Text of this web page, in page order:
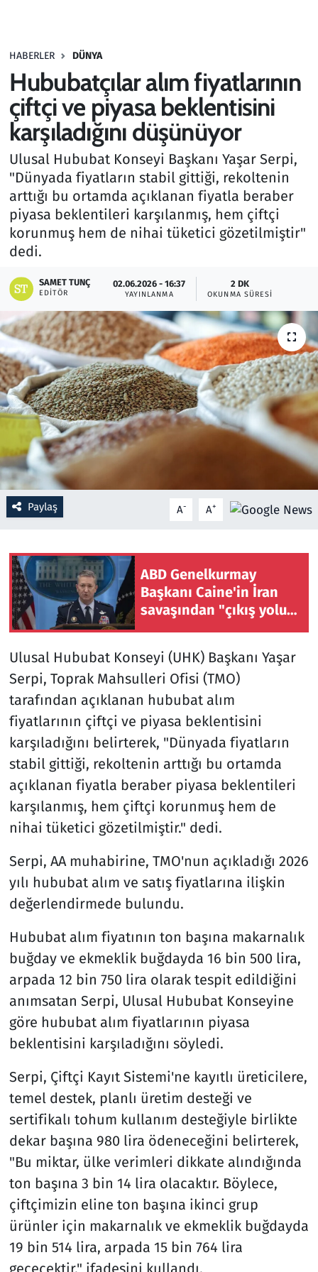
HABERLER DÜNYA
Hububatçılar alım fiyatlarının
çiftçi ve piyasa beklentisini
karşıladığını düşünüyor
Ulusal Hububat Konseyi Başkanı Yaşar Serpi,
"Dünyada fiyatların stabil gittiği, rekoltenin
arttığı bu ortamda açıklanan fiyatla beraber
piyasa beklentileri karşılanmış, hem çiftçi
korunmuş hem de nihai tüketici gözetilmiştir"
dedi.
SAMET TUNÇ
EDITÖR
02.06.2026 - 16:37
YAYINLANMA
2 DK
OKUNMA SÜRESI
Paylaş A- A+
ABD Genelkurmay
Başkanı Caine'in İran
savaşından "çıkış yolu"
Ulusal Hububat Konseyi (UHK) Başkanı Yaşar
Serpi, Toprak Mahsulleri Ofisi (TMO)
tarafından açıklanan hububat alım
fiyatlarının çiftçi ve piyasa beklentisini
karşıladığını belirterek, "Dünyada fiyatların
stabil gittiği, rekoltenin arttığı bu ortamda
açıklanan fiyatla beraber piyasa beklentileri
karşılanmış, hem çiftçi korunmuş hem de
nihai tüketici gözetilmiştir." dedi.
Serpi, AA muhabirine, TMO'nun açıkladığı 2026
yılı hububat alım ve satış fiyatlarına ilişkin
değerlendirmede bulundu.
Hububat alım fiyatının ton başına makarnalık
buğday ve ekmeklik buğdayda 16 bin 500 lira,
arpada 12 bin 750 lira olarak tespit edildiğini
anımsatan Serpi, Ulusal Hububat Konseyine
göre hububat alım fiyatlarının piyasa
beklentisini karşıladığını söyledi.
Serpi, Çiftçi Kayıt Sistemi'ne kayıtlı üreticilere,
temel destek, planlı üretim desteği ve
sertifikalı tohum kullanım desteğiyle birlikte
dekar başına 980 lira ödeneceğini belirterek,
"Bu miktar, ülke verimleri dikkate alındığında
ton başına 3 bin 14 lira olacaktır. Böylece,
çiftçimizin eline ton başına ikinci grup
ürünler için makarnalık ve ekmeklik buğdayda
19 bin 514 lira, arpada 15 bin 764 lira
geçecektir." ifadesini kullandı.
Haber
Kültür Sanat
Kurumsal Haberler
Lezzet Durağı
Memur ve Kamu
Otomobil
Oyun
Ramazan
Resmi İlanlar
Rüya Tabirleri
Sağlık
Savunma Sanayi
Seçim 2023
Teknoloji ve Bilim
Televizyon